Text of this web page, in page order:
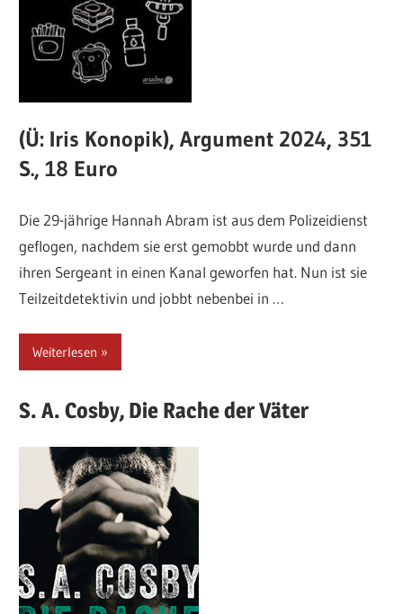
(Ü: Iris Konopik), Argument 2024, 351
S., 18 Euro
Die 29-jährige Hannah Abram ist aus dem Polizeidienst
geflogen, nachdem sie erst gemobbt wurde und dann
ihren Sergeant in einen Kanal geworfen hat. Nun ist sie
Teilzeitdetektivin und jobbt nebenbei in …
Weiterlesen
S. A.Cosby, Die Rache der Väter